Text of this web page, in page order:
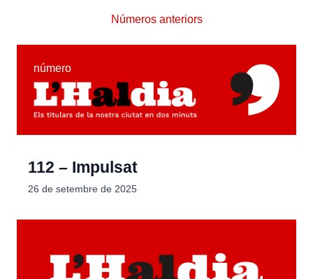
Números anteriors
número
112 – Impulsat
26 de setembre de 2025